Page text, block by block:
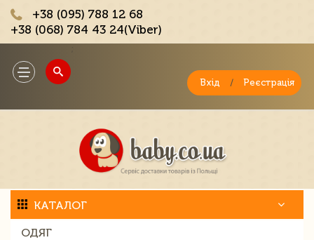
+38 (095) 788 12 68
+38 (068) 784 43 24(Viber)
Toggle
navigation
Вхід / Реєстрація
КАТАЛОГ
ОДЯГ